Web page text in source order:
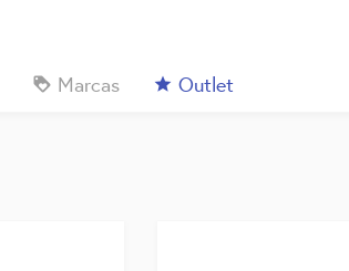
 Marcas  Outlet